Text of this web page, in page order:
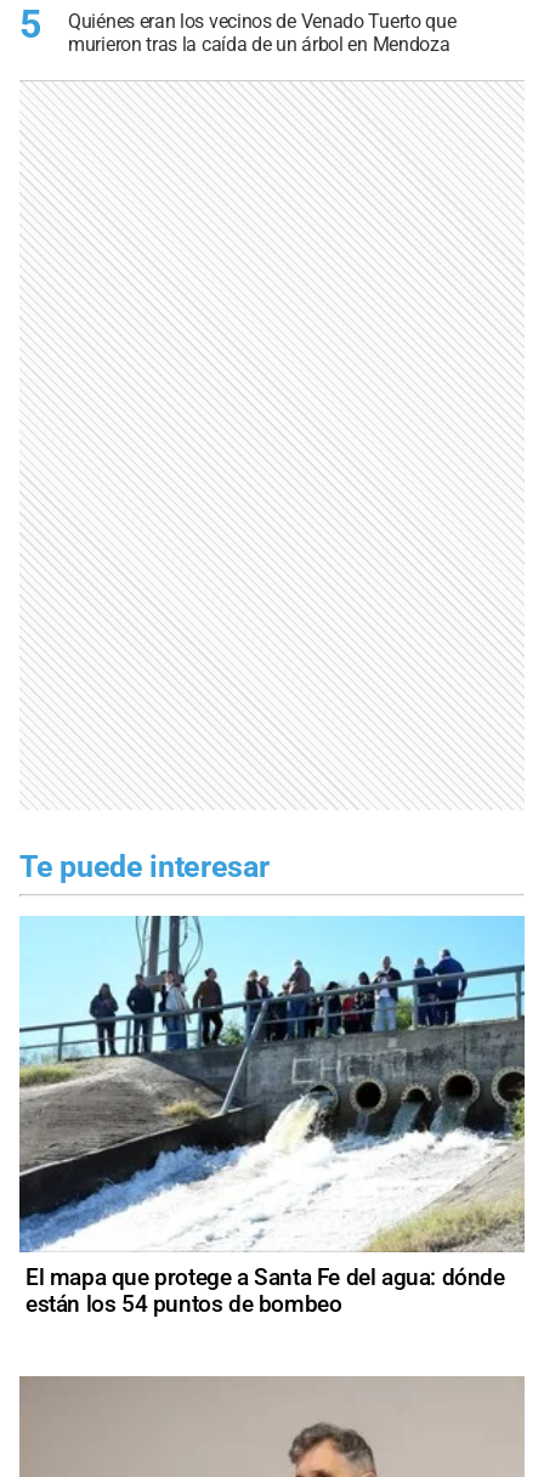
5
Quiénes eran los vecinos de Venado Tuerto que
murieron tras la caída de un árbol en Mendoza
Te puede interesar
El mapa que protege a Santa Fe del agua: dónde
están los 54 puntos de bombeo